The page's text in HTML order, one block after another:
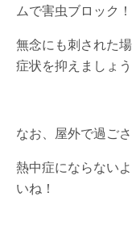
ムで害虫ブロック！
無念にも刺された
症状を抑えましょう
なお、屋外で過ご
熱中症にならない
いね！